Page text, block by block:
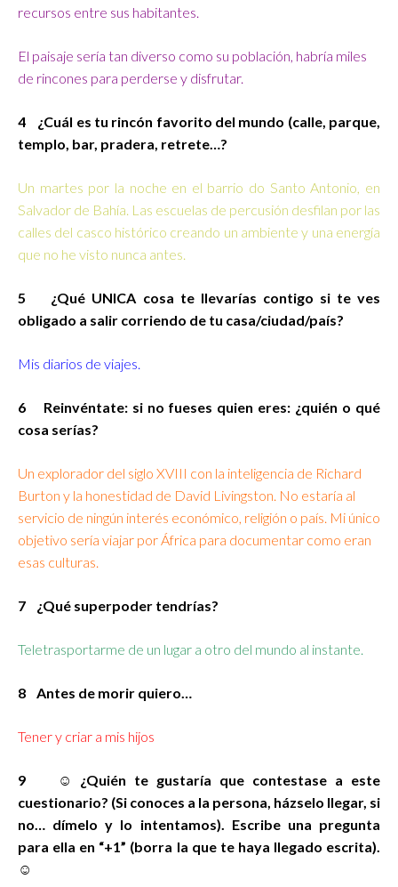
recursos entre sus habitantes.
El paisaje sería tan diverso como su población, habría miles
de rincones para perderse y disfrutar.
4 ¿Cuál es tu rincón favorito del mundo (calle, parque,
templo, bar, pradera, retrete…?
Un martes por la noche en el barrio do Santo Antonio, en
Salvador de Bahía. Las escuelas de percusión desfilan por las
calles del casco histórico creando un ambiente y una energía
que no he visto nunca antes.
5 ¿Qué UNICA cosa te llevarías contigo si te ves
obligado a salir corriendo de tu casa/ciudad/país?
Mis diarios de viajes.
6 Reinvéntate: si no fueses quien eres: ¿quién o qué
cosa serías?
Un explorador del siglo XVIII con la inteligencia de Richard
Burton y la honestidad de David Livingston. No estaría al
servicio de ningún interés económico, religión o país. Mi único
objetivo sería viajar por África para documentar como eran
esas culturas.
7 ¿Qué superpoder tendrías?
Teletrasportarme de un lugar a otro del mundo al instante.
8 Antes de morir quiero…
Tener y criar a mis hijos
9 ☺ ¿Quién te gustaría que contestase a este
cuestionario? (Si conoces a la persona, házselo llegar, si
no… dímelo y lo intentamos). Escribe una pregunta
para ella en “+1” (borra la que te haya llegado escrita).
☺